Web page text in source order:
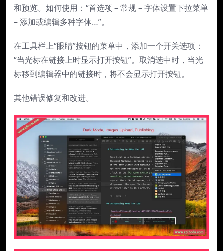
和预览。如何使用：“首选项 – 常规 – 字体设置下拉菜单
– 添加或编辑多种字体…”。
在工具栏上“眼睛”按钮的菜单中，添加一个开关选项：
“当光标在链接上时显示打开按钮”。取消选中时，当光
标移到编辑器中的链接时，将不会显示打开按钮。
其他错误修复和改进。